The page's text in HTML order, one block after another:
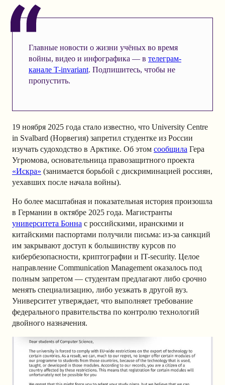
Главные новости о жизни учёных во время
войны, видео и инфографика — в телеграм-
канале T-invariant. Подпишитесь, чтобы не
пропустить.
19 ноября 2025 года стало известно, что University Centre
in Svalbard (Норвегия) запретил студентке из России
изучать судоходство в Арктике. Об этом сообщила Гера
Угрюмова, основательница правозащитного проекта
«Искра» (занимается борьбой с дискриминацией россиян,
уехавших после начала войны).
Но более масштабная и показательная история произошла
в Германии в октябре 2025 года. Магистранты
университета Бонна с российскими, иранскими и
китайскими паспортами получили письма: из-за санкций
им закрывают доступ к большинству курсов по
кибербезопасности, криптографии и IT-security. Целое
направление Communication Management оказалось под
полным запретом — студентам предлагают либо срочно
менять специализацию, либо уезжать в другой вуз.
Университет утверждает, что выполняет требование
федерального правительства по контролю технологий
двойного назначения.